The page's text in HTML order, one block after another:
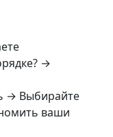
→
→ Выбирайте
ваши